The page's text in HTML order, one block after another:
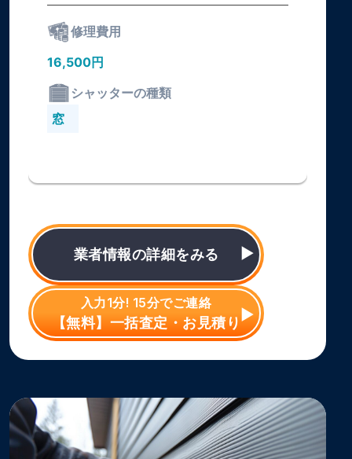
修理費用
16,500円
シャッターの種類
窓
業者情報の詳細をみる
入力1分! 15分でご連絡
【無料】一括査定・お見積り